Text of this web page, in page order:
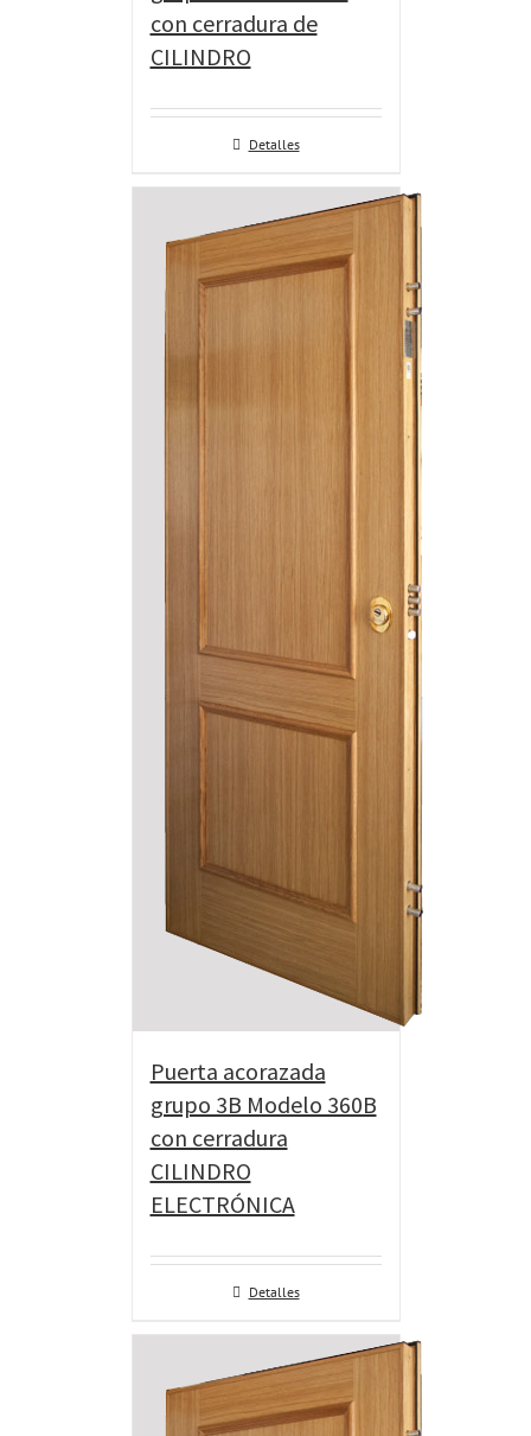
con cerradura de
CILINDRO
Detalles
Puerta acorazada
grupo 3B Modelo 360B
con cerradura
CILINDRO
ELECTRÓNICA
Detalles